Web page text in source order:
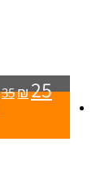
35₪25